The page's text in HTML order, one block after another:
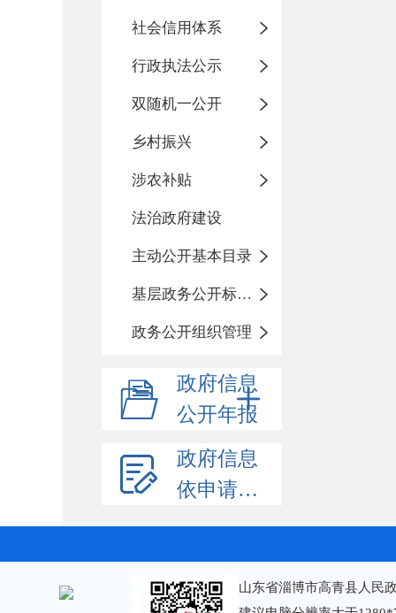
社会信用体系
行政执法公示
双随机一公开
乡村振兴
涉农补贴
法治政府建设
主动公开基本目录
基层政务公开标准化规范化
政务公开组织管理
政府信息
公开年报
政府信息
依申请公开
山东省淄博市高青县人民